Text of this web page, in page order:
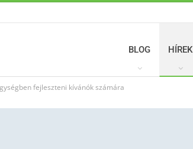
BLOG HÍREK
fejleszteni kívánók számára